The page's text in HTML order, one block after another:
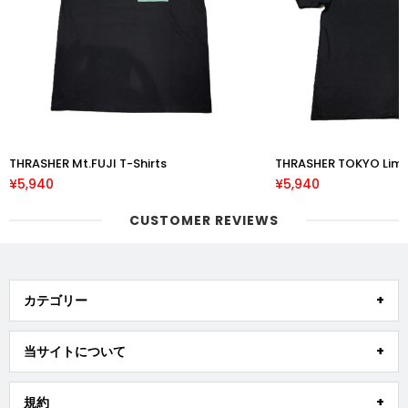
THRASHER Mt.FUJI T-Shirts
¥5,940
THRASHER TOKYO
¥5,940
CUSTOMER REVIEWS
カテゴリー
当サイトについて
規約